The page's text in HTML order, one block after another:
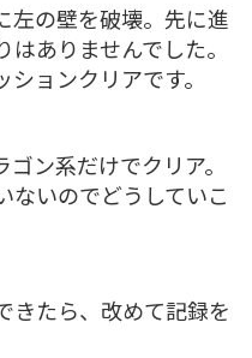
左の壁を破壊。先に進
ありませんでした。
ョンクリアです。
ン系だけでクリア。
ないのでどうしていこ
きたら、改めて記録を